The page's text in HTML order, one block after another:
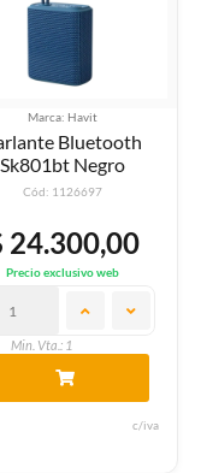
Marca: Havit
Bluetooth
Sk801bt Negro
Cód: 1126697
24.300,00
Precio exclusivo web
Min. Vta.: 1
c/iva